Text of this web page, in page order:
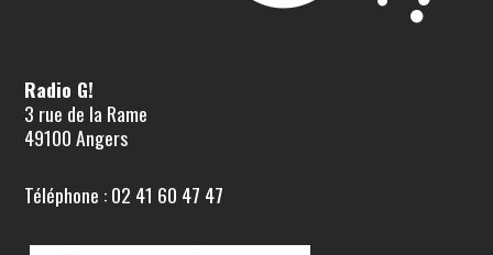
Radio G!
3 rue de la Rame
49100 Angers
Téléphone : 02 41 60 47 47